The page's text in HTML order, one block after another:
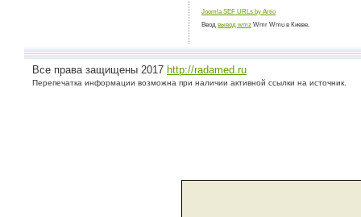
Joomla SEF URLs by Artio
Ввод вывод wmz Wmr Wmu в Киеве.
Все права защищены 2017 http://radamed.ru
Перепечатка информации возможна при наличии активной ссылки на источник.